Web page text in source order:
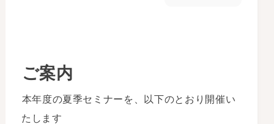
ご案内
本年度の夏季セミナーを、以下のとおり開催い
たします